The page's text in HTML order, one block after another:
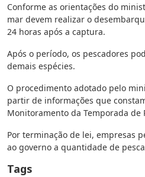
Conforme as orientações do
mar devem realizar o
24 horas após a captura.
Após o período, os pescadores
demais espécies.
O procedimento adotado pelo
partir de informações que
Monitoramento da Temporada de
Por terminação de lei, empresas
ao governo a quantidade de
Tags